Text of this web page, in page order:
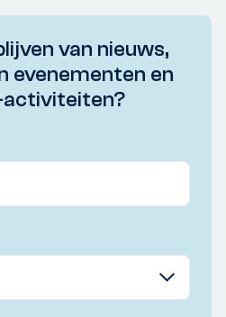
van nieuws,
evenementen en
activiteiten?